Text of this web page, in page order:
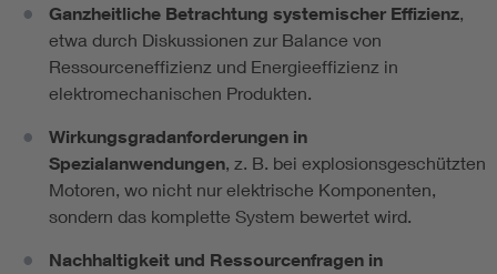
Ganzheitliche Betrachtung systemischer Effizienz,
etwa durch Diskussionen zur Balance von
Ressourceneffizienz und Energieeffizienz in
elektromechanischen Produkten.
Wirkungsgradanforderungen in
Spezialanwendungen, z. B. bei explosionsgeschützten
Motoren, wo nicht nur elektrische Komponenten,
sondern das komplette System bewertet wird.
Nachhaltigkeit und Ressourcenfragen in